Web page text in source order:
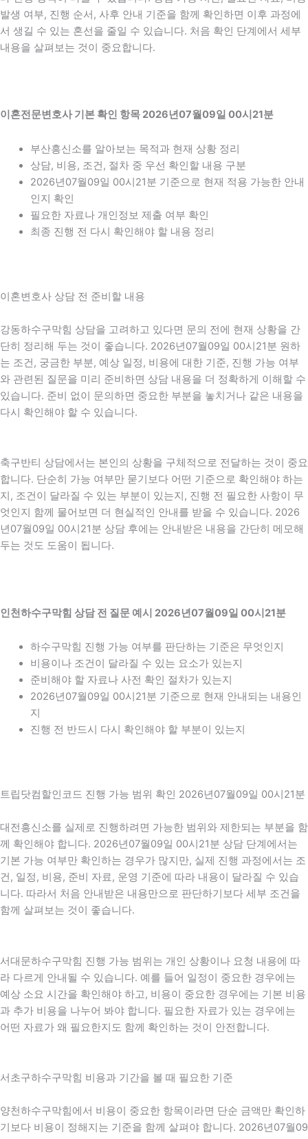
발생 여부, 진행 순서, 사후 안내 기준을 함께 확인하면 이후 과정에
서 생길 수 있는 혼선을 줄일 수 있습니다. 처음 확인 단계에서 세부
내용을 살펴보는 것이 중요합니다.
이혼전문변호사 기본 확인 항목 2026년07월09일 00시21분
부산흥신소를 알아보는 목적과 현재 상황 정리
상담, 비용, 조건, 절차 중 우선 확인할 내용 구분
2026년07월09일 00시21분 기준으로 현재 적용 가능한 안내
인지 확인
필요한 자료나 개인정보 제출 여부 확인
최종 진행 전 다시 확인해야 할 내용 정리
이혼변호사 상담 전 준비할 내용
강동하수구막힘 상담을 고려하고 있다면 문의 전에 현재 상황을 간
단히 정리해 두는 것이 좋습니다. 2026년07월09일 00시21분 원하
는 조건, 궁금한 부분, 예상 일정, 비용에 대한 기준, 진행 가능 여부
와 관련된 질문을 미리 준비하면 상담 내용을 더 정확하게 이해할 수
있습니다. 준비 없이 문의하면 중요한 부분을 놓치거나 같은 내용을
다시 확인해야 할 수 있습니다.
축구반티 상담에서는 본인의 상황을 구체적으로 전달하는 것이 중요
합니다. 단순히 가능 여부만 묻기보다 어떤 기준으로 확인해야 하는
지, 조건이 달라질 수 있는 부분이 있는지, 진행 전 필요한 사항이 무
엇인지 함께 물어보면 더 현실적인 안내를 받을 수 있습니다. 2026
년07월09일 00시21분 상담 후에는 안내받은 내용을 간단히 메모해
두는 것도 도움이 됩니다.
인천하수구막힘 상담 전 질문 예시 2026년07월09일 00시21분
하수구막힘 진행 가능 여부를 판단하는 기준은 무엇인지
비용이나 조건이 달라질 수 있는 요소가 있는지
준비해야 할 자료나 사전 확인 절차가 있는지
2026년07월09일 00시21분 기준으로 현재 안내되는 내용인
지
진행 전 반드시 다시 확인해야 할 부분이 있는지
트립닷컴할인코드 진행 가능 범위 확인 2026년07월09일 00시21분
대전흥신소를 실제로 진행하려면 가능한 범위와 제한되는 부분을 함
께 확인해야 합니다. 2026년07월09일 00시21분 상담 단계에서는
기본 가능 여부만 확인하는 경우가 많지만, 실제 진행 과정에서는 조
건, 일정, 비용, 준비 자료, 운영 기준에 따라 내용이 달라질 수 있습
니다. 따라서 처음 안내받은 내용만으로 판단하기보다 세부 조건을
함께 살펴보는 것이 좋습니다.
서대문하수구막힘 진행 가능 범위는 개인 상황이나 요청 내용에 따
라 다르게 안내될 수 있습니다. 예를 들어 일정이 중요한 경우에는
예상 소요 시간을 확인해야 하고, 비용이 중요한 경우에는 기본 비용
과 추가 비용을 나누어 봐야 합니다. 필요한 자료가 있는 경우에는
어떤 자료가 왜 필요한지도 함께 확인하는 것이 안전합니다.
서초구하수구막힘 비용과 기간을 볼 때 필요한 기준
양천하수구막힘에서 비용이 중요한 항목이라면 단순 금액만 확인하
기보다 비용이 정해지는 기준을 함께 살펴야 합니다. 2026년07월09